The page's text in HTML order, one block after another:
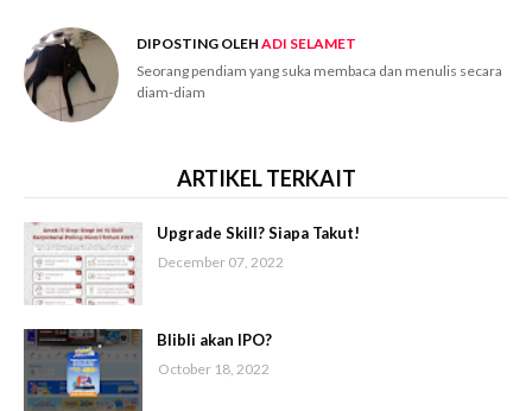
DIPOSTING OLEH ADI SELAMET
Seorang pendiam yang suka membaca dan menulis secara
diam-diam
ARTIKEL TERKAIT
Upgrade Skill? Siapa Takut!
December 07, 2022
Blibli akan IPO?
October 18, 2022